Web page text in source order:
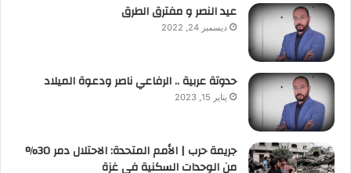
عيد النصر و مفترق الطرق
ديسمبر 24, 2022
حدوتة عربية .. الرفاعي ناصر ودعوة الميلاد
يناير 15, 2023
جريمة حرب | الأمم المتحدة: الاحتلال دمر 30%
من الوحدات السكنية في غزة